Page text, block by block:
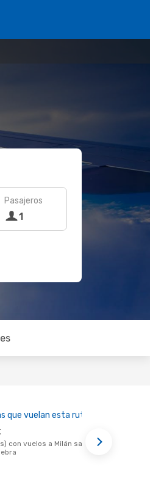
Pasajeros
1
que vuelan esta ruta